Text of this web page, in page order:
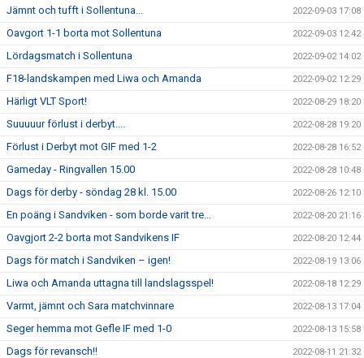
Jämnt och tufft i Sollentuna... 2022-09-03 17:08
Oavgort 1-1 borta mot Sollentuna 2022-09-03 12:42
Lördagsmatch i Sollentuna 2022-09-02 14:02
F18-landskampen med Liwa och Amanda 2022-09-02 12:29
Härligt VLT Sport! 2022-08-29 18:20
Suuuuur förlust i derbyt.... 2022-08-28 19:20
Förlust i Derbyt mot GIF med 1-2 2022-08-28 16:52
Gameday - Ringvallen 15.00 2022-08-28 10:48
Dags för derby - söndag 28 kl. 15.00 2022-08-26 12:10
En poäng i Sandviken - som borde varit tre... 2022-08-20 21:16
Oavgjort 2-2 borta mot Sandvikens IF 2022-08-20 12:44
Dags för match i Sandviken – igen! 2022-08-19 13:06
Liwa och Amanda uttagna till landslagsspel! 2022-08-18 12:29
Varmt, jämnt och Sara matchvinnare 2022-08-13 17:04
Seger hemma mot Gefle IF med 1-0 2022-08-13 15:58
Dags för revansch!! 2022-08-11 21:32